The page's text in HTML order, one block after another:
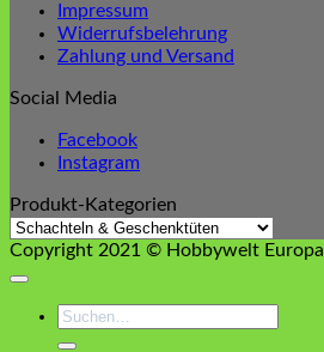
Impressum
Widerrufsbelehrung
Zahlung und Versand
Social Media
Facebook
Instagram
Produkt-Kategorien
Copyright 2021 © Hobbywelt Europa
Suchen